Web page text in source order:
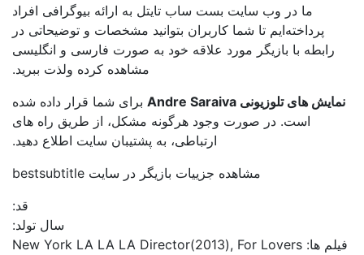
ما در وب سایت بست ساب تایتل به ارائه بیوگرافی افراد
پرداخته‌ایم تا شما کاربران بتوانید مشخصات و توضیحاتی در
رابطه با بازیگر مورد علاقه خود به صورت فارسی و انگلیسی
مشاهده کرده ولذت ببرید.
نمایش های تلوزیونی Andre Saraiva
برای شما قرار داده شده
است. در صورت وجود هرگونه مشکل، از طریق راه های
ارتباطی، به پشتیبان سایت اطلاع دهید.
مشاهده جزییات بازیگر در سایت bestsubtitle
قد:
سال تولد:
فیلم ها: New York LA LA LA Director(2013), For Lovers